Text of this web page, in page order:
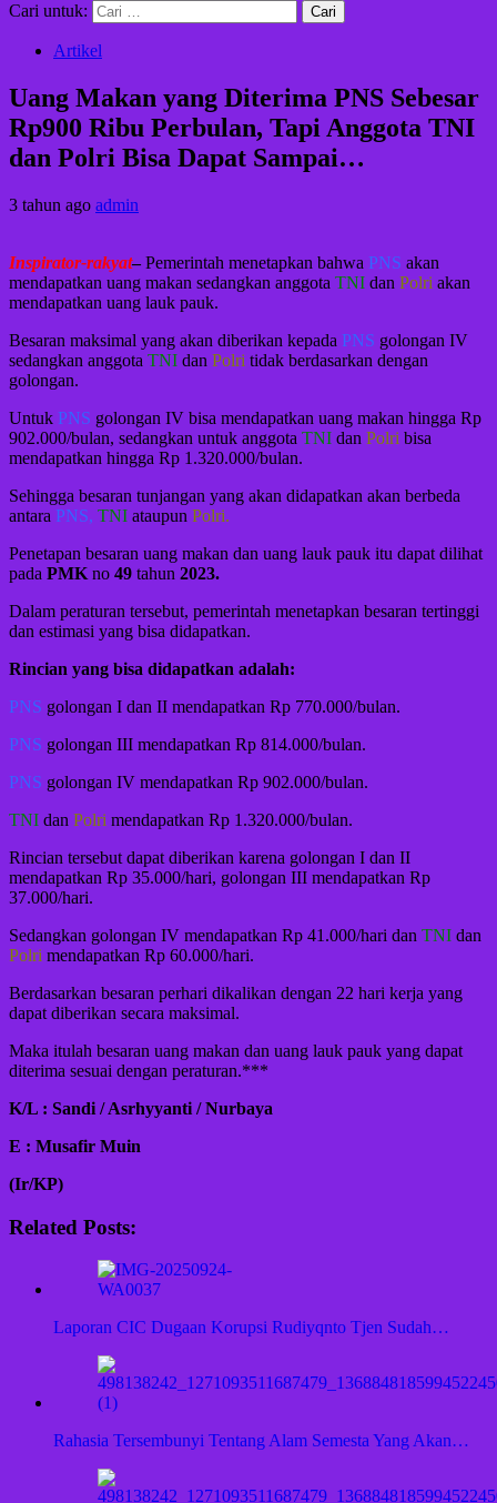
Cari untuk:
Artikel
Uang Makan yang Diterima PNS Sebesar
Rp900 Ribu Perbulan, Tapi Anggota TNI
dan Polri Bisa Dapat Sampai…
3 tahun ago admin
Inspirator-rakyat–Pemerintah menetapkan bahwa PNS akan
mendapatkan uang makan sedangkan anggota TNI dan Polri akan
mendapatkan uang lauk pauk.
Besaran maksimal yang akan diberikan kepada PNS golongan IV
sedangkan anggota TNI dan Polri tidak berdasarkan dengan
golongan.
Untuk PNS golongan IV bisa mendapatkan uang makan hingga Rp
902.000/bulan, sedangkan untuk anggota TNI dan Polri bisa
mendapatkan hingga Rp 1.320.000/bulan.
Sehingga besaran tunjangan yang akan didapatkan akan berbeda
antara PNS, TNI ataupun Polri.
Penetapan besaran uang makan dan uang lauk pauk itu dapat dilihat
pada PMK no 49 tahun 2023.
Dalam peraturan tersebut, pemerintah menetapkan besaran tertinggi
dan estimasi yang bisa didapatkan.
Rincian yang bisa didapatkan adalah:
PNS golongan I dan II mendapatkan Rp 770.000/bulan.
PNS golongan III mendapatkan Rp 814.000/bulan.
PNS golongan IV mendapatkan Rp 902.000/bulan.
TNI dan Polri mendapatkan Rp 1.320.000/bulan.
Rincian tersebut dapat diberikan karena golongan I dan II
mendapatkan Rp 35.000/hari, golongan III mendapatkan Rp
37.000/hari.
Sedangkan golongan IV mendapatkan Rp 41.000/hari dan TNI dan
Polri mendapatkan Rp 60.000/hari.
Berdasarkan besaran perhari dikalikan dengan 22 hari kerja yang
dapat diberikan secara maksimal.
Maka itulah besaran uang makan dan uang lauk pauk yang dapat
diterima sesuai dengan peraturan.***
K/L : Sandi / Asrhyyanti / Nurbaya
E : Musafir Muin
(Ir/KP)
Related Posts:
Laporan CIC Dugaan Korupsi Rudiyqnto Tjen Sudah…
Rahasia Tersembunyi Tentang Alam Semesta Yang Akan…